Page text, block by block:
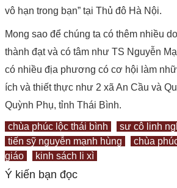
vô hạn trong bạn” tại Thủ đô Hà Nội.
Mong sao để chúng ta có thêm nhiều
thành đạt và có tâm như TS Nguyễn
có nhiều địa phương có cơ hội làm
ích và thiết thực như 2 xã An Cầu và
Quỳnh Phụ, tỉnh Thái Bình.
chùa phúc lộc thái bình sư cô linh
tiến sỹ nguyễn mạnh hùng
chùa
giáo
kinh sách li xì
Ý kiến bạn đọc